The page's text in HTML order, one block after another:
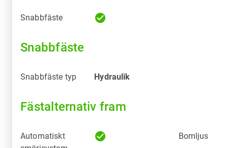
Snabbfäste check_circle
Snabbfäste
Snabbfäste typ Hydraulik
Fästalternativ fram
Automatiskt
check_circle Bomljus